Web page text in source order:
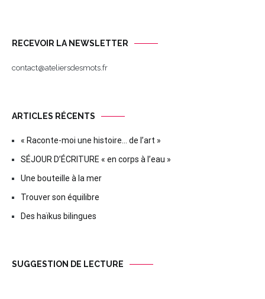
RECEVOIR LA NEWSLETTER
contact@ateliersdesmots.fr
ARTICLES RÉCENTS
« Raconte-moi une histoire… de l’art »
SÉJOUR D’ÉCRITURE « en corps à l’eau »
Une bouteille à la mer
Trouver son équilibre
Des haïkus bilingues
SUGGESTION DE LECTURE